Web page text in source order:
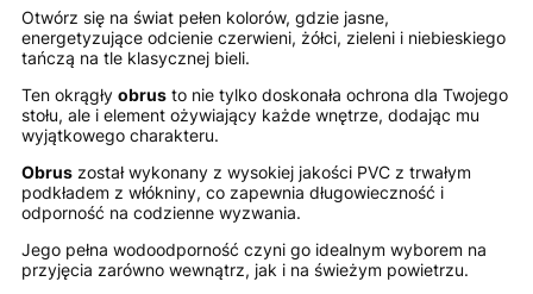
Otwórz się na świat pełen kolorów, gdzie jasne,
energetyzujące odcienie czerwieni, żółci, zieleni i niebieskiego
tańczą na tle klasycznej bieli.
Ten okrągły obrus to nie tylko doskonała ochrona dla Twojego
stołu, ale i element ożywiający każde wnętrze, dodając mu
wyjątkowego charakteru.
Obrus został wykonany z wysokiej jakości PVC z trwałym
podkładem z włókniny, co zapewnia długowieczność i
odporność na codzienne wyzwania.
Jego pełna wodoodporność czyni go idealnym wyborem na
przyjęcia zarówno wewnątrz, jak i na świeżym powietrzu.